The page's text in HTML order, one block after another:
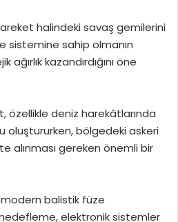
halindeki savaş gemilerini
sistemine sahip olmanın
kazandırdığını öne
özellikle deniz harekâtlarında
oluştururken, bölgedeki askeri
alınması gereken önemli bir
balistik füze
elektronik sistemler